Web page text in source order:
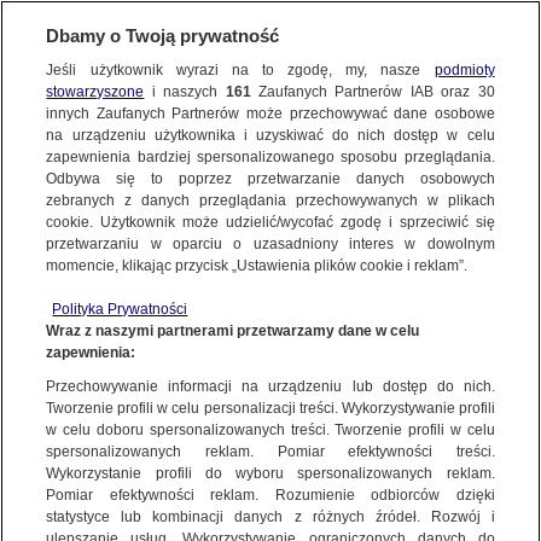
NAJNOWSZE
ZOBACZ FAKTY
FAKTY PO FAKTACH
FAKTY O ŚWIECIE
WIĘCEJ
KANAŁY
Dzień dobry!
Jedno konto do wszystkich usług
Dbamy o Twoją prywatność
Jeśli użytkownik wyrazi na to zgodę, my, nasze podmioty
stowarzyszone i naszych 161Zaufanych Partnerów IAB oraz 30
innych Zaufanych Partnerów może przechowywać dane osobowe
na urządzeniu użytkownika i uzyskiwać do nich dostęp w celu
zapewnienia bardziej spersonalizowanego sposobu przeglądania.
Odbywa się to poprzez przetwarzanie danych osobowych
zebranych z danych przeglądania przechowywanych w plikach
cookie. Użytkownik może udzielić/wycofać zgodę i sprzeciwić się
przetwarzaniu w oparciu o uzasadniony interes w dowolnym
momencie, klikając przycisk „Ustawienia plików cookie i reklam”.
Polityka Prywatności
Wraz z naszymi partnerami przetwarzamy dane w celu
zapewnienia:
Przechowywanie informacji na urządzeniu lub dostęp do nich.
Tworzenie profili w celu personalizacji treści. Wykorzystywanie profili
w celu doboru spersonalizowanych treści. Tworzenie profili w celu
spersonalizowanych reklam. Pomiar efektywności treści.
Wykorzystanie profili do wyboru spersonalizowanych reklam.
Pomiar efektywności reklam. Rozumienie odbiorców dzięki
statystyce lub kombinacji danych z różnych źródeł. Rozwój i